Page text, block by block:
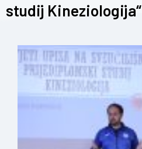
studij Kineziologija“